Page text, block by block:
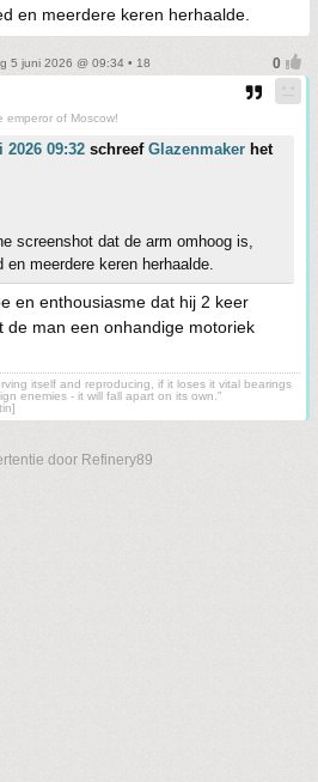
en meerdere keren herhaalde.
5 juni 2026 @ 09:34 • 18
emperor of Moscow!
09:32 schreef Glazenmaker het
screenshot dat de arm omhoog is,
meerdere keren herhaalde.
en enthousiasme dat hij 2 keer
de man een onhandige motoriek
itself and reproducing, if it loses it vital bearings
enemies - it will fall apart on its own."
door Refinery89